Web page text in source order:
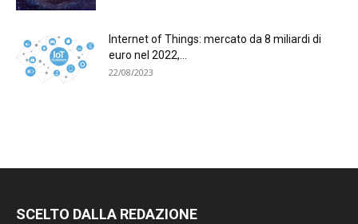
Internet of Things: mercato da 8 miliardi di
euro nel 2022,...
22/08/2023
SCELTO DALLA REDAZIONE